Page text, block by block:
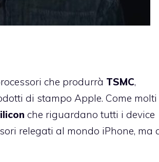
che produrrà TSMC,
di stampo Apple. Come molti
che riguardano tutti i device
relegati al mondo iPhone, ma